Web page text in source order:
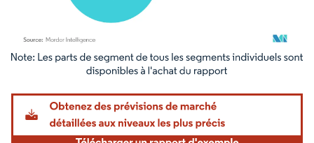
Image © Mordor Intelligence. La réutilisation nécessite une attribution sous CC BY